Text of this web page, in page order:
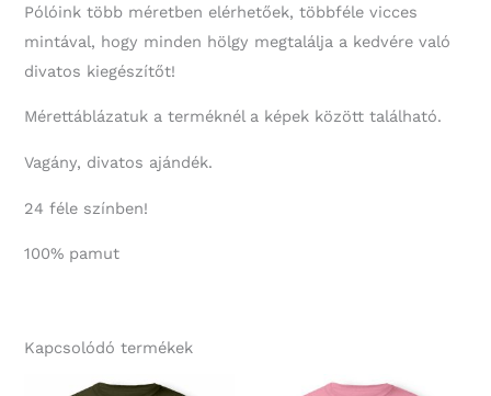
Pólóink több méretben elérhetőek, többféle vicces
mintával, hogy minden hölgy megtalálja a kedvére való
divatos kiegészítőt!
Mérettáblázatuk a terméknél a képek között található.
Vagány, divatos ajándék.
24 féle színben!
100% pamut
Kapcsolódó termékek